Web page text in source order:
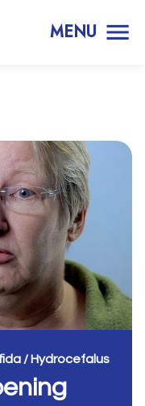
MENU
/ Hydrocefalus